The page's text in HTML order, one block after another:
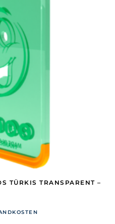
TÜRKIS TRANSPARENT –